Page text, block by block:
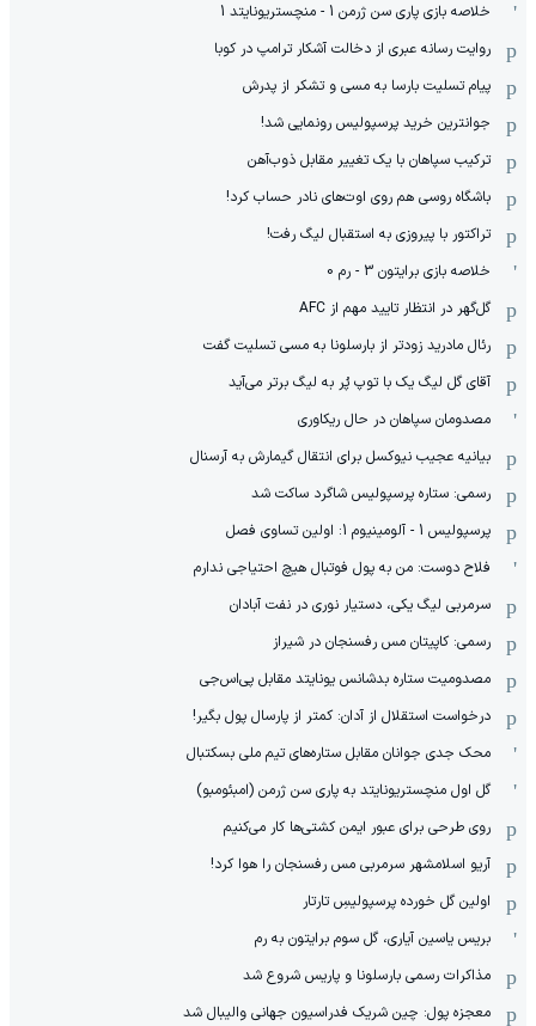
خلاصه بازی پاری سن ژرمن 1 - منچستریونایتد 1
روایت رسانه عبری از دخالت آشکار ترامپ در کوبا
پیام تسلیت بارسا به مسی و تشکر از پدرش
جوانترین خرید پرسپولیس رونمایی شد!
ترکیب سپاهان با یک تغییر مقابل ذوب‌آهن
باشگاه روسی هم روی اوت‌های نادر حساب کرد!
تراکتور با پیروزی به استقبال لیگ رفت!
خلاصه بازی برایتون 3 - رم 0
گل‌گهر در انتظار تایید مهم از ‌AFC
رئال مادرید زودتر از بارسلونا به مسی تسلیت گفت
آقای گل لیگ یک با توپ پُر به لیگ برتر می‌آید
مصدومان سپاهان در حال ریکاوری
بیانیه عجیب نیوکسل برای انتقال گیمارش به آرسنال
رسمی: ستاره پرسپولیس شاگرد ساکت شد
پرسپولیس 1 - آلومینیوم 1: اولین تساوی فصل
فلاح دوست: من به پول فوتبال هیچ احتیاجی ندارم
سرمربی لیگ یکی، دستیار نوری در نفت آبادان
رسمی: کاپیتان مس رفسنجان در شیراز
مصدومیت ستاره بدشانس یونایتد مقابل پی‌اس‌جی
درخواست استقلال از آدان: کمتر از پارسال پول بگیر!
محک جدی ‌جوانان مقابل ستاره‌های تیم ملی بسکتبال
گل اول منچستریونایتد به پاری سن ژرمن (امبئومبو)
روی طرحی برای عبور ایمن کشتی‌ها کار می‌کنیم
آریو اسلامشهر سرمربی مس رفسنجان را هوا کرد!
اولین گل خورده پرسپولیسِ تارتار
بریس یاسین آیاری، گل سوم برایتون به رم
مذاکرات رسمی بارسلونا و پاریس شروع شد
معجزه پول: چین شریک فدراسیون جهانی والیبال شد